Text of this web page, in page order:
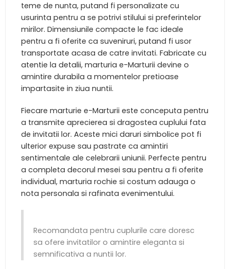
teme de nunta, putand fi personalizate cu
usurinta pentru a se potrivi stilului si preferintelor
mirilor. Dimensiunile compacte le fac ideale
pentru a fi oferite ca suveniruri, putand fi usor
transportate acasa de catre invitati. Fabricate cu
atentie la detalii, marturia e-Marturii devine o
amintire durabila a momentelor pretioase
impartasite in ziua nuntii.
Fiecare marturie e-Marturii este conceputa pentru
a transmite aprecierea si dragostea cuplului fata
de invitatii lor. Aceste mici daruri simbolice pot fi
ulterior expuse sau pastrate ca amintiri
sentimentale ale celebrarii uniunii. Perfecte pentru
a completa decorul mesei sau pentru a fi oferite
individual, marturia rochie si costum adauga o
nota personala si rafinata evenimentului.
Recomandata pentru cuplurile care doresc
sa ofere invitatilor o amintire eleganta si
semnificativa a nuntii lor.